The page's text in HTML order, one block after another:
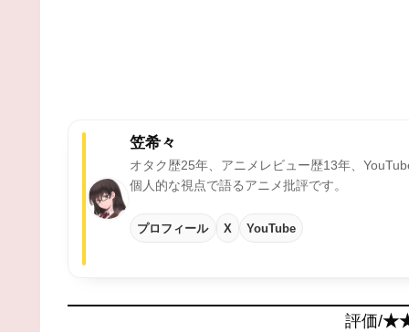
笠希々
オタク歴25年、アニメレビュー歴13年、
個人的な視点で語るアニメ批評です。
プロフィール X YouTube
評価/